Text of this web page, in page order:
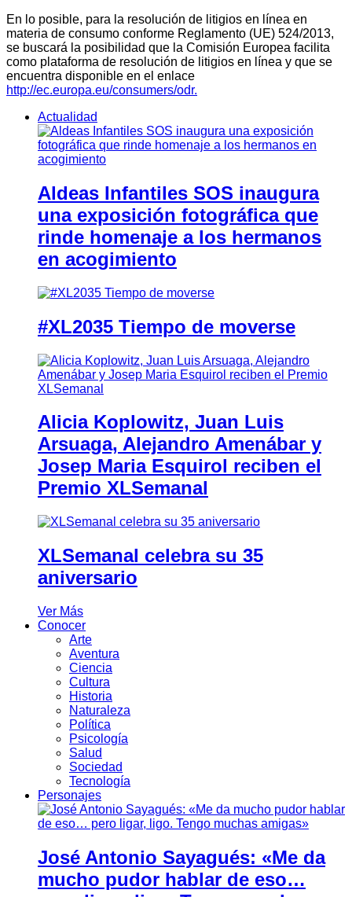
En lo posible, para la resolución de litigios en línea en
materia de consumo conforme Reglamento (UE) 524/2013,
se buscará la posibilidad que la Comisión Europea facilita
como plataforma de resolución de litigios en línea y que se
encuentra disponible en el enlace
http://ec.europa.eu/consumers/odr.
Actualidad
Aldeas Infantiles SOS inaugura
una exposición fotográfica que
rinde homenaje a los hermanos
en acogimiento
#XL2035 Tiempo de moverse
Alicia Koplowitz, Juan Luis
Arsuaga, Alejandro Amenábar y
Josep Maria Esquirol reciben el
Premio XLSemanal
XLSemanal celebra su 35
aniversario
Ver Más
Conocer
Arte
Aventura
Ciencia
Cultura
Historia
Naturaleza
Política
Psicología
Salud
Sociedad
Tecnología
Personajes
José Antonio Sayagués: «Me da
mucho pudor hablar de eso…